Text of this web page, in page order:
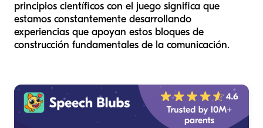
principios científicos con el juego significa que
estamos constantemente desarrollando
experiencias que apoyan estos bloques de
construcción fundamentales de la comunicación.